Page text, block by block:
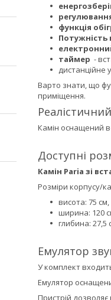
функція
Потужність
таймер -
дистанційне
Варто знати, що
приміщення.
Камін оснащений
Доступні
Камін Paria зі
Розміри корпусу/
висота: 75 см,
ширина: 120
глибина: 27,5
Емулятор
У комплект
Емулятор
Пристрій